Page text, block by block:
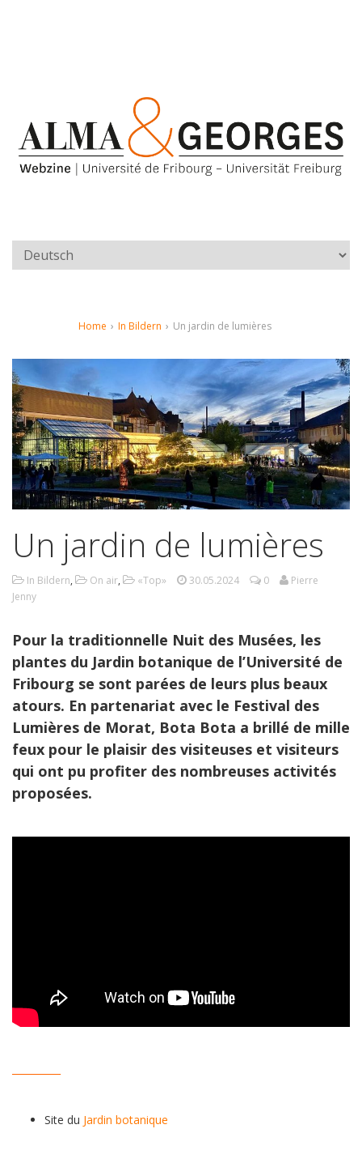
Home › In Bildern › Un jardin de lumières
Un jardin de lumières
In Bildern, On air, «Top» 30.05.2024 0
Pierre
Jenny
Pour la traditionnelle Nuit des Musées, les
plantes du Jardin botanique de l’Université de
Fribourg se sont parées de leurs plus beaux
atours. En partenariat avec le Festival des
Lumières de Morat, Bota Bota a brillé de mille
feux pour le plaisir des visiteuses et visiteurs
qui ont pu profiter des nombreuses activités
proposées.
Site du Jardin botanique